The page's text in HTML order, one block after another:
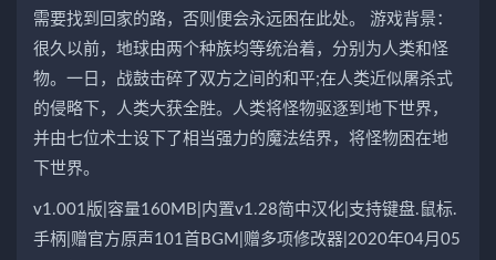
需要找到回家的路，否则便会永远困在此处。 游戏背景：
很久以前，地球由两个种族均等统治着，分别为人类和怪
物。一日，战鼓击碎了双方之间的和平;在人类近似屠杀式
的侵略下，人类大获全胜。人类将怪物驱逐到地下世界，
并由七位术士设下了相当强力的魔法结界，将怪物困在地
下世界。
v1.001版|容量160MB|内置v1.28简中汉化|支持键盘.鼠标.
手柄|赠官方原声101首BGM|赠多项修改器|2020年04月05